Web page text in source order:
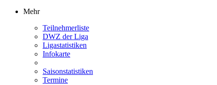
Mehr
Teilnehmerliste
DWZ der Liga
Ligastatistiken
Infokarte
Saisonstatistiken
Termine